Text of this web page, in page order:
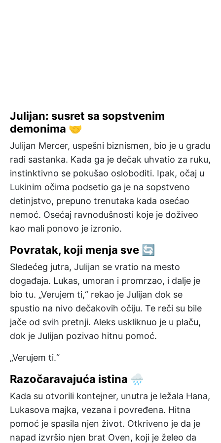
Julijan: susret sa sopstvenim
demonima 🤝
Julijan Mercer, uspešni biznismen, bio je u gradu
radi sastanka. Kada ga je dečak uhvatio za ruku,
instinktivno se pokušao osloboditi. Ipak, očaj u
Lukinim očima podsetio ga je na sopstveno
detinjstvo, prepuno trenutaka kada osećao
nemoć. Osećaj ravnodušnosti koje je doživeo
kao mali ponovo je izronio.
Povratak, koji menja sve 🔄
Sledećeg jutra, Julijan se vratio na mesto
događaja. Lukas, umoran i promrzao, i dalje je
bio tu. „Verujem ti,“ rekao je Julijan dok se
spustio na nivo dečakovih očiju. Te reči su bile
jače od svih pretnji. Aleks uskliknuo je u plaču,
dok je Julijan pozivao hitnu pomoć.
„Verujem ti.“
Razočaravajuća istina 🌧️
Kada su otvorili kontejner, unutra je ležala Hana,
Lukasova majka, vezana i povređena. Hitna
pomoć je spasila njen život. Otkriveno je da je
napad izvršio njen brat Oven, koji je želeo da